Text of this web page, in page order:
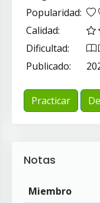
Popularidad:
Calidad:
Dificultad:
Publicado:
Practicar
Notas
Miembro